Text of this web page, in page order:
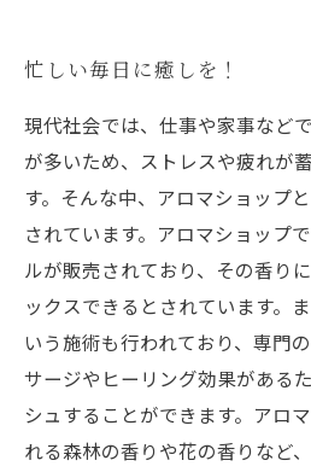
忙しい毎日に癒しを！
現代社会では、仕事や家事など
が多いため、ストレスや疲れが
す。そんな中、アロマショップ
されています。アロマショップ
ルが販売されており、その香り
ックスできるとされています。
いう施術も行われており、専門
サージやヒーリング効果がある
シュすることができます。アロ
れる森林の香りや花の香りなど